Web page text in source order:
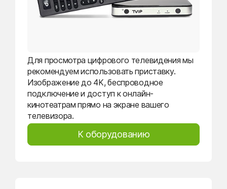
Для просмотра цифрового телевидения мы
рекомендуем использовать приставку.
Изображение до 4K, беспроводное
подключение и доступ к онлайн-
кинотеатрам прямо на экране вашего
телевизора.
К оборудованию